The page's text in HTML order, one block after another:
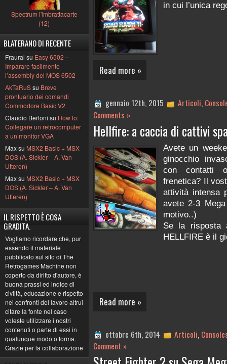
Spectrum l'imbrattacarte
(12)
BLATERANO DI RECENTE
Fraural su Easy 6502 –
Imparare facilmente
l’assembly del MOS 6502
AkTaRuSsu Breve
prontuario dei comandi
Commodore Basic V2
Claudio Bertoni su How to:
Collegare un retrocomputer
a un monitor VGA
Max su MSX2 Basic + MSX
DOS (A. Sickler – A. Van
Utteren)
Max su MSX2 Basic + MSX
DOS (A. Sickler – A. Van
Utteren)
IL RISPETTO È COSA
GRADITA.
Vogliamo ricordare che, pur
essendo il materiale
pubblicato sul sito di The
Retrogames Machine non
coperto da diritto d'autore, è
buona prassi ed indice di
civiltà, educazione e rispetto
nei confronti del lavoro altrui
citare la fonte nel caso
voleste utilizzare i nostri
contenuti o parte di essi in
qualunque modo o forma.
Grazie per la collaborazione
in cui l’unica
Read more »
gennaio 12th, 2015 Articoli,
Comments »
Hellfire: a caccia di cattivi
Avete un
ginocchio
con contatti
frenetica? Il
attività intensa
avete 2-3
motivo..)
Se la risposta
HELLFIRE è il
Read more »
ottobre 6th, 2014 Articoli,
Comment »